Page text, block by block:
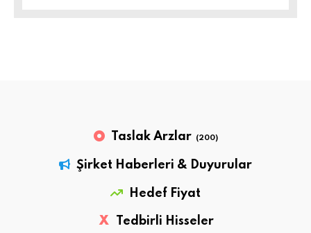
Taslak Arzlar (200)
Şirket Haberleri & Duyurular
Hedef Fiyat
X Tedbirli Hisseler